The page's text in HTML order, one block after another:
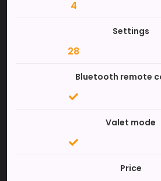
4
Settings
28
Bluetooth remote
Valet mode
Price